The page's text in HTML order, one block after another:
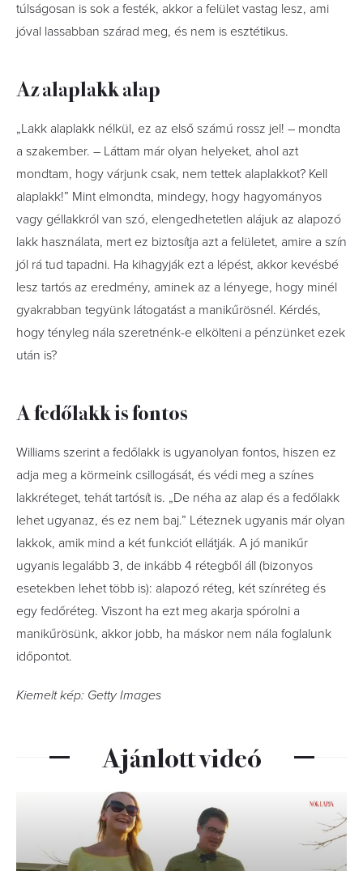
túlságosan is sok a festék, akkor a felület vastag lesz, ami
jóval lassabban szárad meg, és nem is esztétikus.
Az alaplakk alap
„Lakk alaplakk nélkül, ez az első számú rossz jel! – mondta
a szakember. – Láttam már olyan helyeket, ahol azt
mondtam, hogy várjunk csak, nem tettek alaplakkot? Kell
alaplakk!” Mint elmondta, mindegy, hogy hagyományos
vagy géllakkról van szó, elengedhetetlen alájuk az alapozó
lakk használata, mert ez biztosítja azt a felületet, amire a szín
jól rá tud tapadni. Ha kihagyják ezt a lépést, akkor kevésbé
lesz tartós az eredmény, aminek az a lényege, hogy minél
gyakrabban tegyünk látogatást a manikűrösnél. Kérdés,
hogy tényleg nála szeretnénk-e elkölteni a pénzünket ezek
után is?
A fedőlakk is fontos
Williams szerint a fedőlakk is ugyanolyan fontos, hiszen ez
adja meg a körmeink csillogását, és védi meg a színes
lakkréteget, tehát tartósít is. „De néha az alap és a fedőlakk
lehet ugyanaz, és ez nem baj.” Léteznek ugyanis már olyan
lakkok, amik mind a két funkciót ellátják. A jó manikűr
ugyanis legalább 3, de inkább 4 rétegből áll (bizonyos
esetekben lehet több is): alapozó réteg, két színréteg és
egy fedőréteg. Viszont ha ezt meg akarja spórolni a
manikűrösünk, akkor jobb, ha máskor nem nála foglalunk
időpontot.
Kiemelt kép: Getty Images
Ajánlott videó